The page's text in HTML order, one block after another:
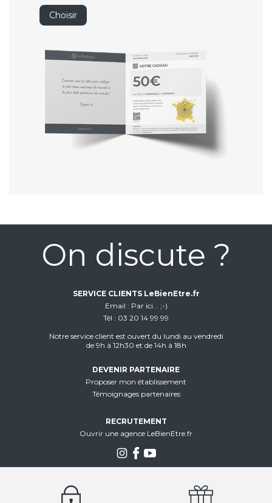
Choisir
On discute ?
SERVICE CLIENTS LeBienEtre.fr
Email
Par ici... ;-)
Tél
03 20 14 99 99
Notre service client est ouvert du lundi au vendredi
de 9h à 12h30 et de 14h à 18h
DEVENIR PARTENAIRE
Proposer mon établissement
Témoignages partenaires
RECRUTEMENT
Ouvrir une agence LeBienEtre.fr